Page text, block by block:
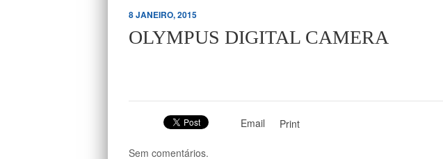
8 JANEIRO, 2015
OLYMPUS DIGITAL CAMERA
Email Print
Sem comentários.